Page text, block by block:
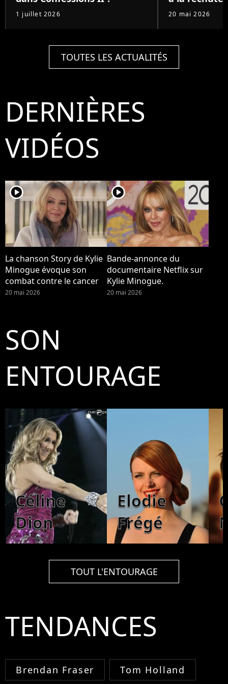
1 juillet 2026 20 mai 2026
TOUTES LES ACTUALITÉS
DERNIÈRES
VIDÉOS
player2
La chanson Story de Kylie
Minogue évoque son
combat contre le cancer
20 mai 2026
player2
Bande-annonce du
documentaire Netflix sur
Kylie Minogue.
20 mai 2026
SON
ENTOURAGE
Céline
Dion
Elodie
Frégé
TOUT L'ENTOURAGE
TENDANCES
Brendan Fraser Tom Holland